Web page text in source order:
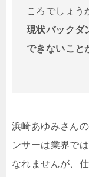
ころでしょう
現状バックダ
できないこと
浜崎あゆみさん
ンサーは業界で
なれませんが、